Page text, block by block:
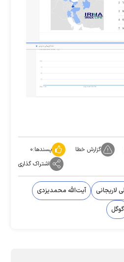
گزارش خطا پسندها:۰
اشتراک گذاری
لاریجانی
آیت‌الله محمدیزدی
گوگل